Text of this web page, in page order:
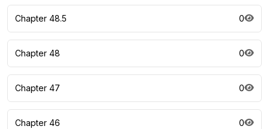
Chapter 48.5 0
Chapter 48 0
Chapter 47 0
Chapter 46 0